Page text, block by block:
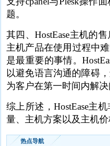
题。
其四、HostEase主机的
主机产品在使用过程中
是最重要的事情。
以避免语言沟通的障碍
为客户在第一时间内解决
综上所述，HostEase主
量、主机方案以及主机
热点导航